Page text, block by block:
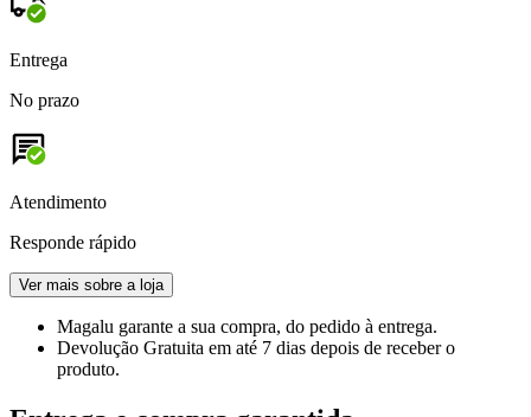
Entrega
No prazo
Atendimento
Responde rápido
Ver mais sobre a loja
Magalu garante a sua compra, do pedido à entrega.
Devolução Gratuita em até 7 dias depois de receber o
produto.